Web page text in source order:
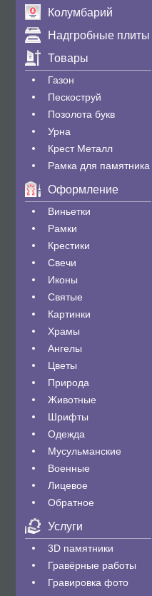
Колумбарий
Надгробные плиты
Товары
Газон
Пескоструй
Позолота букв
Урна
Крест Металл
Рамка для памятника
Оформление
Виньетки
Рамки
Крестики
Свечи
Иконы
Святые
Картинки
Храмы
Ангелы
Цветы
Природа
Животные
Шрифты
Одежда
Мусульманские
Военные
Лицевое
Обратное
Услуги
3D памятники
Гравëрные работы
Гравировка фото